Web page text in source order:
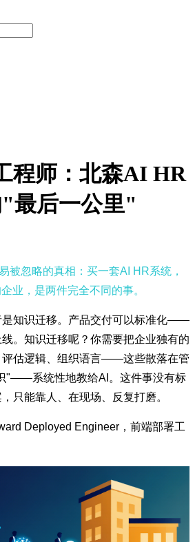
程师：北森AI HR
最后一公里"
被忽略的真相：买一套AI HR系统，
业，是两件完全不同的事。
是知识迁移。产品交付可以标准化——
。知识迁移呢？你需要把企业独有的
评估逻辑、组织语言——这些散落在管
"——系统性地教给AI。这件事没有标
只能靠人、在现场、反复打磨。
Deployed Engineer，前端部署工